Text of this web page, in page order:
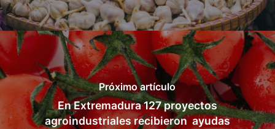
Próximo artículo
En Extremadura 127 proyectos
agroindustriales recibieron ayudas